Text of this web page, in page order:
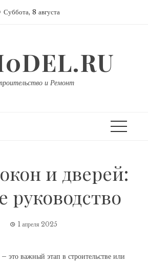
Суббота, 8 августа
и Ремонт
и дверей:
руководство
1 апреля 2025
это важный этап в строительстве или